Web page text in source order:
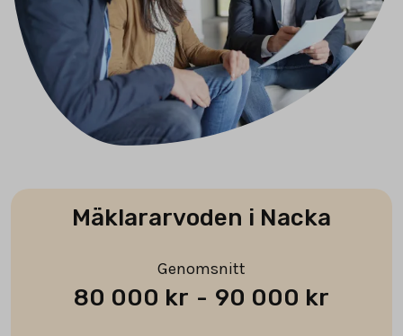
Mäklararvoden i Nacka
Genomsnitt
80 000 kr - 90 000 kr